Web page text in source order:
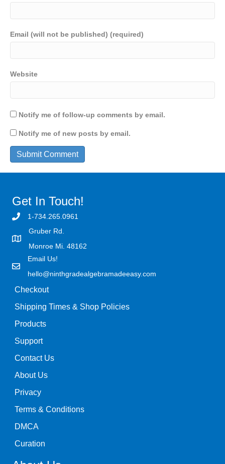
Email (will not be published) (required)
Website
Notify me of follow-up comments by email.
Notify me of new posts by email.
Get In Touch!
1-734.265.0961
Gruber Rd.
Monroe Mi. 48162
Email Us!
hello@ninthgradealgebramadeeasy.com
Checkout
Shipping Times & Shop Policies
Products
Support
Contact Us
About Us
Privacy
Terms & Conditions
DMCA
Curation